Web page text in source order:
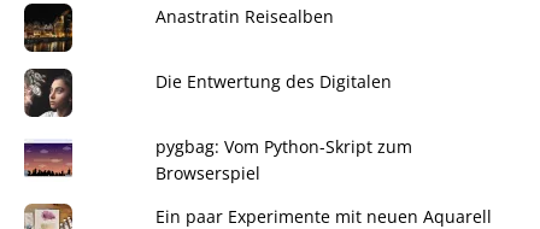
Anastratin Reisealben
Die Entwertung des Digitalen
pygbag: Vom Python-Skript zum
Browserspiel
Ein paar Experimente mit neuen Aquarell